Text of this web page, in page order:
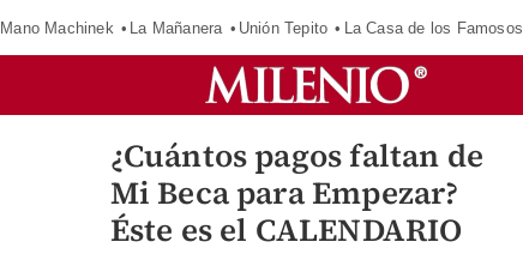
Mano Machinek La Mañanera Unión Tepito La Casa de los Famosos
¿Cuántos pagos faltan de
Mi Beca para Empezar?
Éste es el CALENDARIO